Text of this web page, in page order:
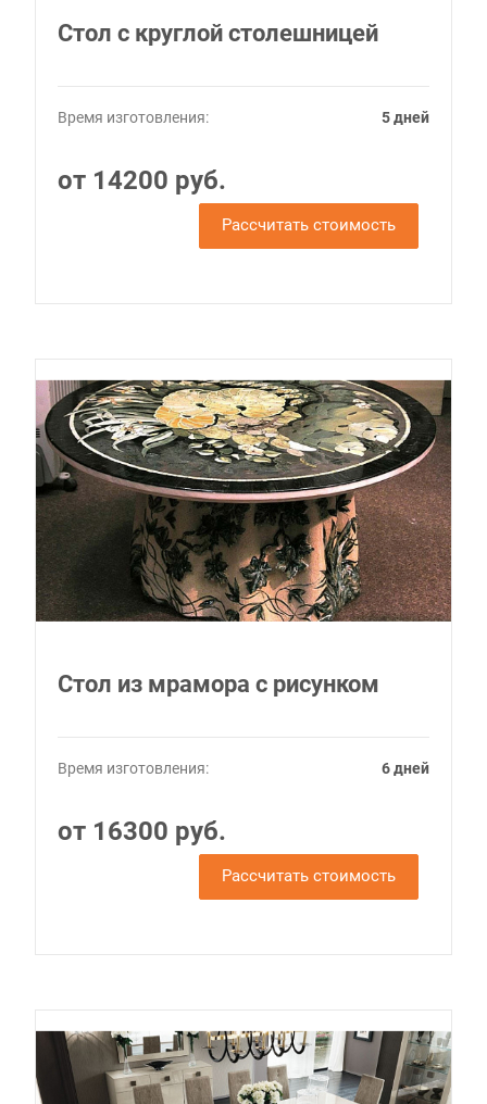
Стол с круглой столешницей
Время изготовления: 5 дней
от 14200 руб.
Рассчитать стоимость
Стол из мрамора с рисунком
Время изготовления: 6 дней
от 16300 руб.
Рассчитать стоимость